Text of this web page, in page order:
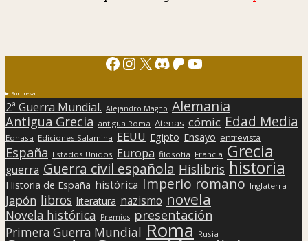
Facebook
Instagram
X Discord
Patreon
YouTube
Sorpresa
2ª Guerra Mundial. Alejandro Magno Alemania
Antigua Grecia antigua Roma Atenas cómic Edad Media
Edhasa Ediciones Salamina EEUU Egipto Ensayo entrevista
España Estados Unidos Europa filosofía Francia Grecia
guerra Guerra civil española Hislibris historia
Historia de España histórica Imperio romano Inglaterra
Japón libros literatura nazismo novela
Novela histórica Premios presentación
Primera Guerra Mundial Roma Rusia